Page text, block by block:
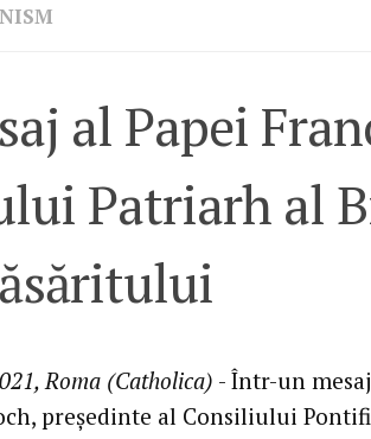
al Papei
Patriarh al
Roma (Catholica) - Într-un
președinte al Consiliului